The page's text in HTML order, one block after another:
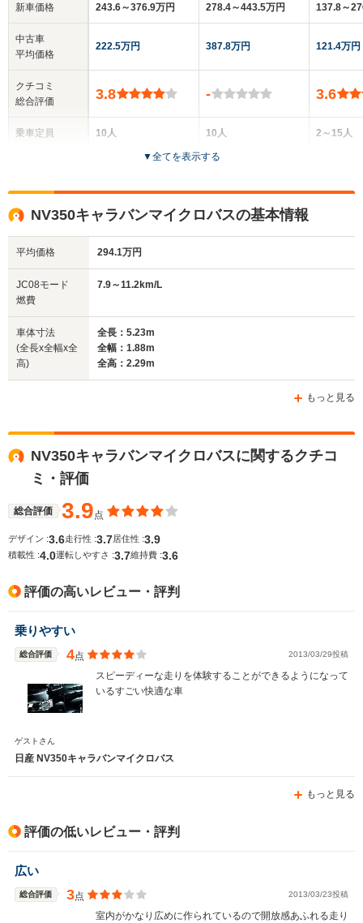
新車価格
中古車
平均価格
クチコミ
総合評価
乗車定員
サイズ
(全長x全幅x全高)
WLTCモード
燃費
排気量
駆動方式
243.6～376.9万円
222.5万円
3.8
10人
全高
1.99m～2.29m
全幅
1.7m
└市街地:5.9km/L
9.4km/L
2488cc
278.4～443.5万円
387.8万円
-
10人
4ドア
1.99m～2.29m
8.1～8.9km/L
└市街地:6.2～
6.6km/L
137.8～
121.4万円
3.6
2～15人
▼全てを表示する
NV350キャラバンマイクロバスの基本情報
平均価格 294.1万円
JC08モード
燃費
7.9～11.2km/L
車体寸法
(全長x全幅x全
高)
全長：5.23m
全幅：1.88m
全高：2.29m
もっと見る
NV350キャラバンマイクロバスに関するクチコ
ミ・評価
総合評価 3.9点
デザイン :3.6走行性 :3.7 居住性 :3.9
積載性 :4.0運転しやすさ :3.7維持費 :3.6
評価の高いレビュー・評判
乗りやすい
総合評価 4点 2013/03/29投稿
スピーディーな走りを体験することができるようになって
いるすごい快適な車
ゲストさん
日産 NV350キャラバンマイクロバス
もっと見る
評価の低いレビュー・評判
広い
総合評価 3点 2013/03/23投稿
室内がかなり広めに作られているので開放感あふれる走り